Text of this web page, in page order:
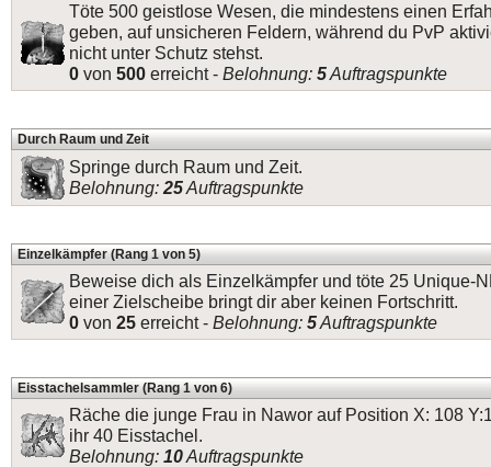
Töte 500 geistlose Wesen, die mindestens einen
geben, auf unsicheren Feldern, während du PvP
nicht unter Schutz stehst.
0 von 500 erreicht - Belohnung: 5Auftragspunkte
Durch Raum und Zeit
Springe durch Raum und Zeit.
Belohnung: 25Auftragspunkte
Einzelkämpfer (Rang 1 von 5)
Beweise dich als Einzelkämpfer und töte 25 Unique-
einer Zielscheibe bringt dir aber keinen Fortschritt.
0 von 25 erreicht - Belohnung: 5Auftragspunkte
Eisstachelsammler (Rang 1 von 6)
Räche die junge Frau in Nawor auf Position X: 108
ihr 40 Eisstachel.
Belohnung: 10Auftragspunkte